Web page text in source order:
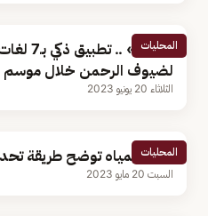
المحليات
لضيوف الرحمن خلال موسم
الثلاثاء 20 يونيو 2023
المحليات
شركة المياه توضح طريقة
السبت 20 مايو 2023